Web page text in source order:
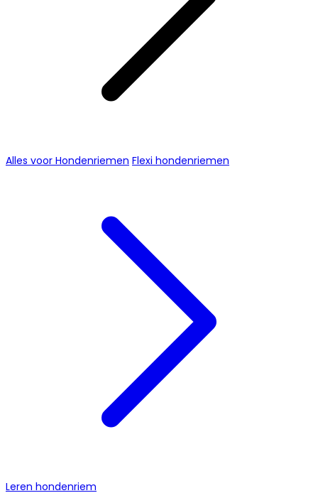
Alles voor Hondenriemen Flexi hondenriemen
Leren hondenriem